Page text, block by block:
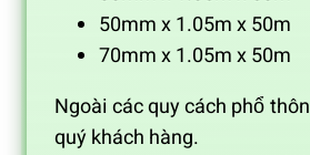
50mm x 1.05m x 50m
70mm x 1.05m x 50m
Ngoài các quy cách phổ
quý khách hàng.